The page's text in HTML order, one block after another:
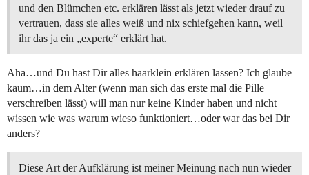
und den Blümchen etc. erklären lässt als jetzt wieder drauf zu
vertrauen, dass sie alles weiß und nix schiefgehen kann, weil
ihr das ja ein „experte“ erklärt hat.
Aha…und Du hast Dir alles haarklein erklären lassen? Ich glaube
kaum…in dem Alter (wenn man sich das erste mal die Pille
verschreiben lässt) will man nur keine Kinder haben und nicht
wissen wie was warum wieso funktioniert…oder war das bei Dir
anders?
Diese Art der Aufklärung ist meiner Meinung nach nun wieder